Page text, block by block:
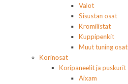
Valot
Sisustan osat
Kromilistat
Kuppipenkit
Muut tuning osat
Korinosat
Koripaneelit ja puskurit
Aixam